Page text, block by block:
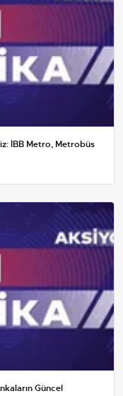
İBB Metro, Metrobüs
Güncel